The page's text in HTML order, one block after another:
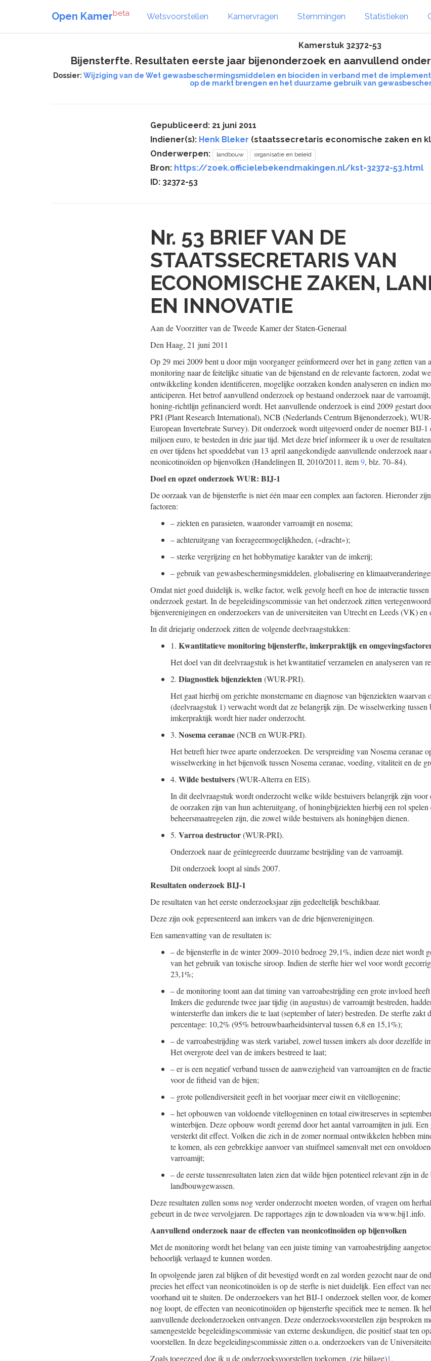
Open Kamerbeta Wetsvoorstellen Kamervragen Stemmingen Statistieken
Kamerstuk 32372-53
Bijensterfte. Resultaten eerste jaar bijenonderzoek en aanvullend
Dossier: Wijziging van de Wet gewasbeschermingsmiddelen en biociden in verband met de
op de markt brengen en het duurzame gebruik van
Gepubliceerd: 21 juni 2011
Indiener(s): Henk Bleker (staatssecretaris economische zaken en
Onderwerpen:
landbouw organisatie en beleid
Bron: https://zoek.officielebekendmakingen.nl/kst-32372-53.html
ID: 32372-53
Nr. 53 BRIEF VAN DE
STAATSSECRETARIS VAN
ECONOMISCHE ZAKEN,
EN INNOVATIE
Aan de Voorzitter van de Tweede Kamer der Staten-Generaal
Den Haag, 21 juni 2011
Op 29 mei 2009 bent u door mijn voorganger geïnformeerd over het in gang zetten van
monitoring naar de feitelijke situatie van de bijenstand en de relevante factoren, zodat
ontwikkeling konden identificeren, mogelijke oorzaken konden analyseren en indien
anticiperen. Het betrof aanvullend onderzoek op bestaand onderzoek naar de
honing-richtlijn gefinancierd wordt. Het aanvullende onderzoek is eind 2009 gestart
PRI (Plant Research International), NCB (Nederlands Centrum Bijenonderzoek),
European Invertebrate Survey). Dit onderzoek wordt uitgevoerd onder de noemer BIJ-1
miljoen euro, te besteden in drie jaar tijd. Met deze brief informeer ik u over de
en over tijdens het spoeddebat van 13 april aangekondigde aanvullende onderzoek naar
neonicotinoïden op bijenvolken (Handelingen II, 2010/2011, item9, blz. 70–84).
Doel en opzet onderzoek WUR: BIJ-1
De oorzaak van de bijensterfte is niet één maar een complex aan factoren. Hieronder
factoren:
–ziekten en parasieten, waaronder varroamijt en nosema;
–achteruitgang van foerageermogelijkheden, («dracht»);
–sterke vergrijzing en het hobbymatige karakter van de imkerij;
– gebruik van gewasbeschermingsmiddelen, globalisering en
Omdat niet goed duidelijk is, welke factor, welk gevolg heeft en hoe de interactie tussen
onderzoek gestart. In de begeleidingscommissie van het onderzoek zitten
bijenverenigingen en onderzoekers van de universiteiten van Utrecht en Leeds (VK)
In dit driejarig onderzoek zitten de volgende deelvraagstukken:
1. Kwantitatieve monitoring bijensterfte, imkerpraktijk en
Het doel van dit deelvraagstuk is het kwantitatief verzamelen en analyseren van
2. Diagnostiek bijenziekten(WUR-PRI).
Het gaat hierbij om gerichte monstername en diagnose van bijenziekten
(deelvraagstuk 1) verwacht wordt dat ze belangrijk zijn. De wisselwerking tussen
imkerpraktijk wordt hier nader onderzocht.
3. Nosema ceranae(NCB en WUR-PRI).
Het betreft hier twee aparte onderzoeken. De verspreiding van Nosema ceranae
wisselwerking in het bijenvolk tussen Nosema ceranae, voeding, vitaliteit en de
4. Wilde bestuivers(WUR-Alterra en EIS).
In dit deelvraagstuk wordt onderzocht welke wilde bestuivers belangrijk zijn
de oorzaken zijn van hun achteruitgang, of honingbijziekten hierbij een rol spelen
beheersmaatregelen zijn, die zowel wilde bestuivers als honingbijen dienen.
5. Varroa destructor(WUR-PRI).
Onderzoek naar de geïntegreerde duurzame bestrijding van de varroamijt.
Dit onderzoek loopt al sinds 2007.
Resultaten onderzoek BIJ-1
De resultaten van het eerste onderzoeksjaar zijn gedeeltelijk beschikbaar.
Deze zijn ook gepresenteerd aan imkers van de drie bijenverenigingen.
Een samenvatting van de resultaten is:
–de bijensterfte in de winter 2009–2010 bedroeg 29,1%, indien deze niet wordt
van het gebruik van toxische siroop. Indien de sterfte hier wel voor wordt
23,1%;
–de monitoring toont aan dat timing van varroabestrijding een grote invloed
Imkers die gedurende twee jaar tijdig (in augustus) de varroamijt bestreden,
wintersterfte dan imkers die te laat (september of later) bestreden. De sterfte zakt
percentage: 10,2% (95% betrouwbaarheidsinterval tussen 6,8 en 15,1%);
–de varroabestrijding was sterk variabel, zowel tussen imkers als door dezelfde
Het overgrote deel van de imkers bestreed te laat;
–er is een negatief verband tussen de aanwezigheid van varroamijten en de
voor de fitheid van de bijen;
– grote pollendiversiteit geeft in het voorjaar meer eiwit en vitellogenine;
–het opbouwen van voldoende vitellogeninen en totaal eiwitreserves in
winterbijen. Deze opbouw wordt geremd door het aantal varroamijten in juli.
versterkt dit effect. Volken die zich in de zomer normaal ontwikkelen hebben
te komen, als een gebrekkige aanvoer van stuifmeel samenvalt met een
varroamijt;
–de eerste tussenresultaten laten zien dat wilde bijen potentieel relevant zijn in
landbouwgewassen.
Deze resultaten zullen soms nog verder onderzocht moeten worden, of vragen om
gebeurt in de twee vervolgjaren. De rapportages zijn te downloaden via www.bij1.info.
Aanvullend onderzoek naar de effecten van neonicotinoïden op bijenvolken
Met de monitoring wordt het belang van een juiste timing van varroabestrijding
behoorlijk verlaagd te kunnen worden.
In opvolgende jaren zal blijken of dit bevestigd wordt en zal worden gezocht naar de
precies het effect van neonicotinoïden is op de sterfte is niet duidelijk. Een effect van
voorhand uit te sluiten. De onderzoekers van het BIJ-1 onderzoek stellen voor, de
nog loopt, de effecten van neonicotinoïden op bijensterfte specifiek mee te nemen. Ik
aanvullende deelonderzoeken ontvangen. Deze onderzoeksvoorstellen zijn besproken
samengestelde begeleidingscommissie van externe deskundigen, die positief staat ten
voorstellen. In deze begeleidingscommissie zitten o.a. onderzoekers van de
Zoals toegezegd doe ik u de onderzoeksvoorstellen toekomen, (zie bijlage)1.